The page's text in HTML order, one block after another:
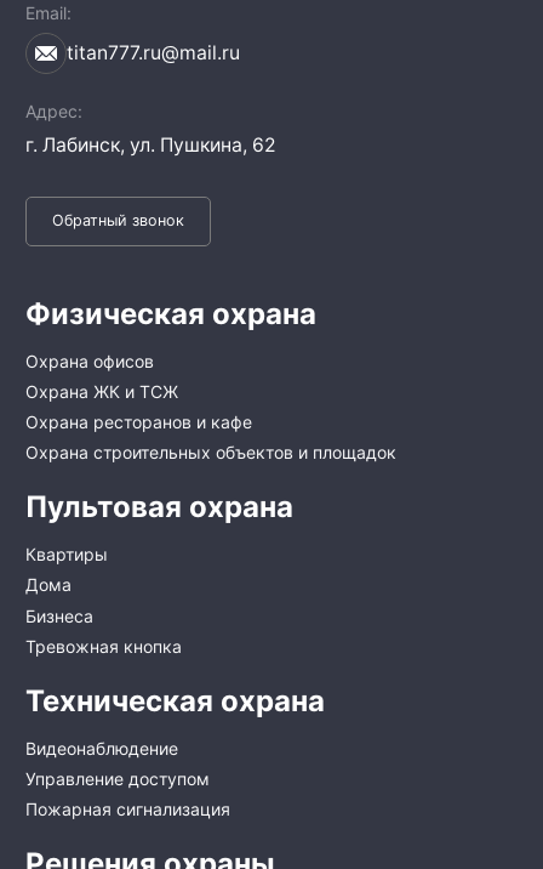
Email
titan777.ru@mail.ru
Адрес
г. Лабинск, ул. Пушкина, 62
Обратный звонок
Физическая охрана
Охрана офисов
Охрана ЖК и ТСЖ
Охрана ресторанов и кафе
Охрана строительных объектов и площадок
Пультовая охрана
Квартиры
Дома
Бизнеса
Тревожная кнопка
Техническая охрана
Видеонаблюдение
Управление доступом
Пожарная сигнализация